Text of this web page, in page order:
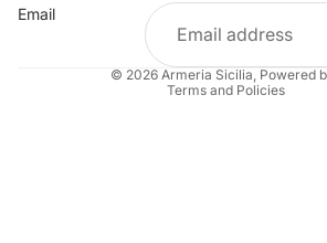
Email
© 2026 Armeria Sicilia , Powered
Terms and Policies
Shipping policy
Legal notice